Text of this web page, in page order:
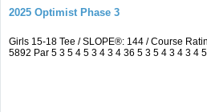
2025 Optimist Phase 3
Girls 15-18 Tee / SLOPE®: 144 / Course
5892 Par 5 3 5 4 5 3 4 3 4 36 5 3 5 4 3 4 3 4